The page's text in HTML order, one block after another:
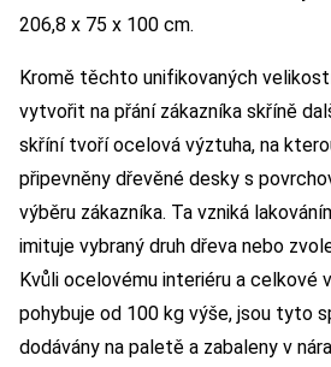
206,8 x 75 x 100 cm.
Kromě těchto unifikovaných
vytvořit na přání zákazníka skříně
skříní tvoří ocelová výztuha, na
připevněny dřevěné desky s
výběru zákazníka. Ta vzniká
imituje vybraný druh dřeva nebo
Kvůli ocelovému interiéru a celkové
pohybuje od 100 kg výše, jsou tyto
dodávány na paletě a zabaleny v